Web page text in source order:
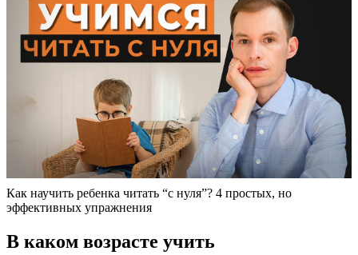
Как научить ребенка читать “с нуля”? 4 простых, но
эффективных упражнения
В каком возрасте учить